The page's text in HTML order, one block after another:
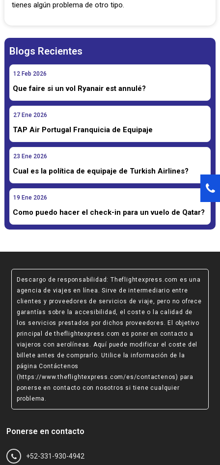
tienes algún problema de otro tipo.
Blogs Recientes
12 Feb 2026
Que faire si un vol Ryanair est annulé?
27 Ene 2026
TAP Air Portugal Franquicia de Equipaje
23 Ene 2026
Cual es la política de equipaje de Turkish Airlines?
19 Ene 2026
Como puedo hacer el check-in para un vuelo de Qatar?
Descargo de responsabilidad : Theflightexpress.com es una
agencia de viajes en línea. Sirve de intermediario entre
clientes y proveedores de servicios de viaje, pero no ofrece
garantías sobre la accesibilidad, el coste o la calidad de
los servicios prestados por dichos proveedores. El objetivo
principal de theflightexpress.com es poner en contacto a
viajeros con aerolíneas. Aquí puede modificar el coste del
billete antes de comprarlo. Utilice la información de la
página Contáctenos
(https://www.theflightexpress.com/es/contactenos) para
ponerse en contacto con nosotros si tiene cualquier
problema.
Ponerse en contacto
+52-331-930-4942